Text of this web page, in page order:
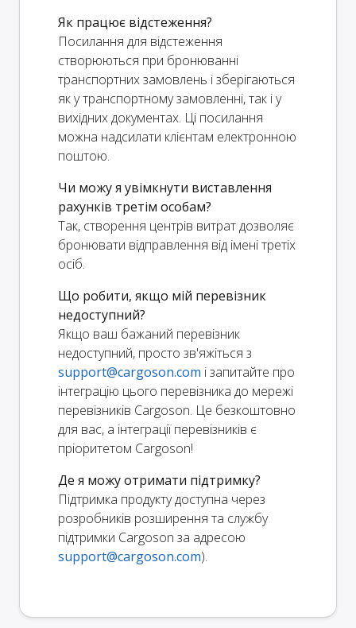
Як працює відстеження?
Посилання для відстеження
створюються при бронюванні
транспортних замовлень і зберігаються
як у транспортному замовленні, так і у
вихідних документах. Ці посилання
можна надсилати клієнтам електронною
поштою.
Чи можу я увімкнути виставлення
рахунків третім особам?
Так, створення центрів витрат дозволяє
бронювати відправлення від імені третіх
осіб.
Що робити, якщо мій перевізник
недоступний?
Якщо ваш бажаний перевізник
недоступний, просто зв'яжіться з
support@cargoson.com і запитайте про
інтеграцію цього перевізника до мережі
перевізників Cargoson. Це безкоштовно
для вас, а інтеграції перевізників є
пріоритетом Cargoson!
Де я можу отримати підтримку?
Підтримка продукту доступна через
розробників розширення та службу
підтримки Cargoson за адресою
support@cargoson.com).